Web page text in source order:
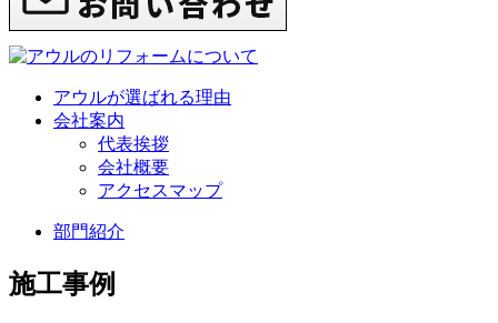
アウルが選ばれる理由
会社案内
代表挨拶
会社概要
アクセスマップ
部門紹介
施工事例